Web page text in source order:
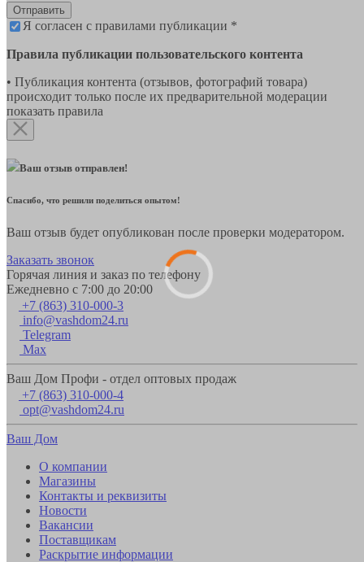
Отправить
Я согласен с правилами публикации *
Правила публикации пользовательского контента
• Публикация контента (отзывов, фотографий товара)
происходит только после их предварительной модерации
показать правила
Ваш отзыв отправлен!
Спасибо, что решили поделиться опытом!
Ваш отзыв будет опубликован после проверки модератором.
Заказать звонок
Горячая линия и заказ по телефону
Ежедневно с 7:00 до 20:00
+7 (863) 310-000-3
info@vashdom24.ru
Telegram
Max
Ваш Дом Профи - отдел оптовых продаж
+7 (863) 310-000-4
opt@vashdom24.ru
Ваш Дом
О компании
Магазины
Контакты и реквизиты
Новости
Вакансии
Поставщикам
Раскрытие информации